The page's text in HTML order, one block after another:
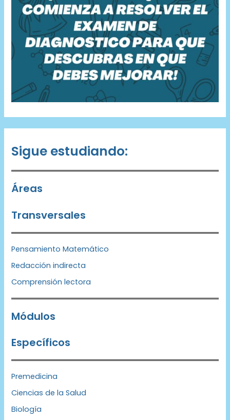
Sigue estudiando:
Áreas
Transversales
Pensamiento Matemático
Redacción indirecta
Comprensión lectora
Módulos
Específicos
Premedicina
Ciencias de la Salud
Biología